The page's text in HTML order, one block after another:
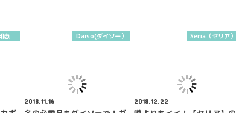
恵 Daiso(ダイソー）
2018.11.16
Seria（セリア）
2018.12.22